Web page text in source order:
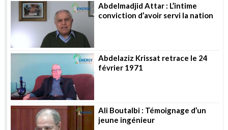
Abdelmadjid Attar : L’intime
conviction d’avoir servi la nation
Abdelaziz Krissat retrace le 24
février 1971
Ali Boutalbi : Témoignage d’un
jeune ingénieur